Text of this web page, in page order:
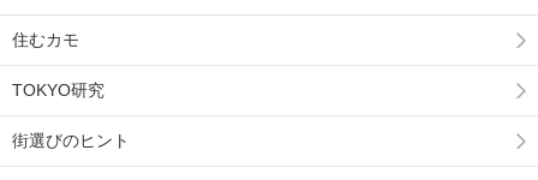
住むカモ
TOKYO研究
街選びのヒント